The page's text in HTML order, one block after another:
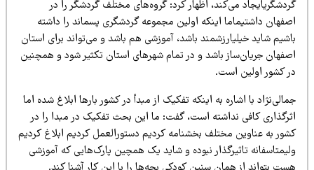
اظهار کرد: گروه‌هایمختلف گردشگر را در
نکهاولین مجموعه گردشگریپسماند را داشته
باشد، آموزشیهم باشد و می‌تواندبرا یاستان
و در تمام شهرهایاستان تکثیرشود و همچنین
ینکهتفکیکاز مبدأ در کشور بارها ابلاغ شده اما
است، گفت: ما اینبحث تفکیکدر مبدا را در
بخشنامه کردی مدستورالعمل کردیمابلاغ کردیم
نبوده و شاید یکهمچینپارک‌هایی که آموزشی